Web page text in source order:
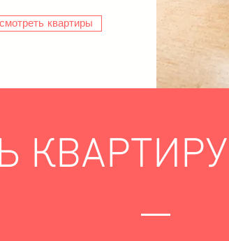
квартиры